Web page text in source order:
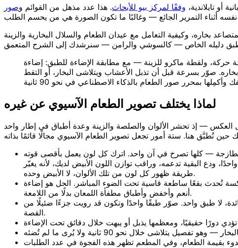
وفقًا لمركز بيو للأبحاث. هذا عدد مذهل من القوائم وصور
بخاره، وكيفية التعامل مع عيدان الطعام والسلال البخارية والزينة
45°، ولقطة علوية لمائدة عائلية، ولقطة حركة، ولقطة ماكرو للزينة — مع مطابقة الإضاءة للطبق: إضاءة
صوّر بسرعة قبل أن تذبل الأعشاب ويتلاشى البخار، أو التقط
لماذا يختلف تصوير الطعام الآسيوي عن غيره
— إذ تحشر الألوان والصلصة والزينة وعدة أطباق في إطار واحد
الطازجة — كلها تصرخ في آن واحد. اترك كل لون يعمل بأقصى قوته
ودع البقية تدعمه، وراقب توازن اللون الأبيض لديك، لأنه يغيّر
طريقة ظهور كل لون من تلك الألوان، لا الأبيض وحده.
تُحدث بقعًا ساطعة قاسية تحت الضوء المباشر. الحل هو إضاءة
أنعم وأخفض وأطباق مطفأة اللمعان بدلًا من اللامعة.
لا طبق واحد. صوّر طبقًا واحدًا وتكون قد رويت جزءًا ضئيلًا من
القصة.